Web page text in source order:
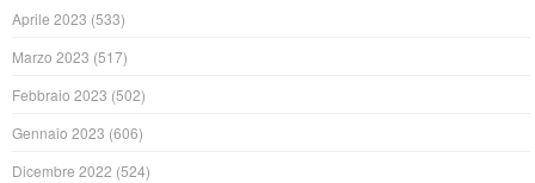
Aprile 2023 (533)
Marzo 2023 (517)
Febbraio 2023 (502)
Gennaio 2023 (606)
Dicembre 2022 (524)